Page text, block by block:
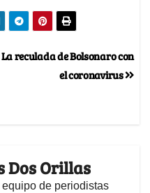
La reculada de Bolsonaro con
el coronavirus
Dos Orillas
de periodistas